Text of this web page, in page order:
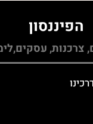
הפיננסון
צרכנות,